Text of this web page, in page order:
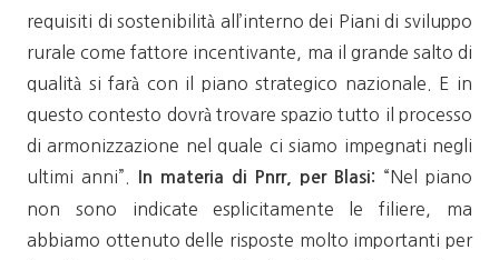
requisiti di sostenibilità all’interno dei Piani di sviluppo
rurale come fattore incentivante, ma il grande salto di
qualità si farà con il piano strategico nazionale. E in
questo contesto dovrà trovare spazio tutto il processo
di armonizzazione nel quale ci siamo impegnati negli
ultimi anni”.
In materia di Pnrr, per Blasi: “Nel piano
non sono indicate esplicitamente le filiere, ma
abbiamo ottenuto delle risposte molto importanti per